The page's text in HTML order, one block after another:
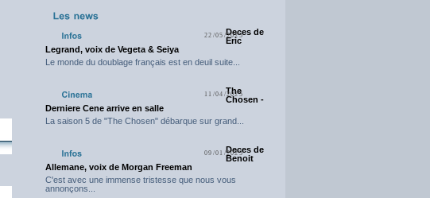
22/05/2025Deces de
Eric
Legrand, voix de Vegeta & Seiya
Le monde du doublage français est en deuil suite...
11/04/2025
The
Chosen -
Derniere Cene arrive en salle
La saison 5 de "The Chosen" débarque sur grand...
09/01/2025Deces de
Benoit
Allemane, voix de Morgan Freeman
C'est avec une immense tristesse que nous vous
annonçons...